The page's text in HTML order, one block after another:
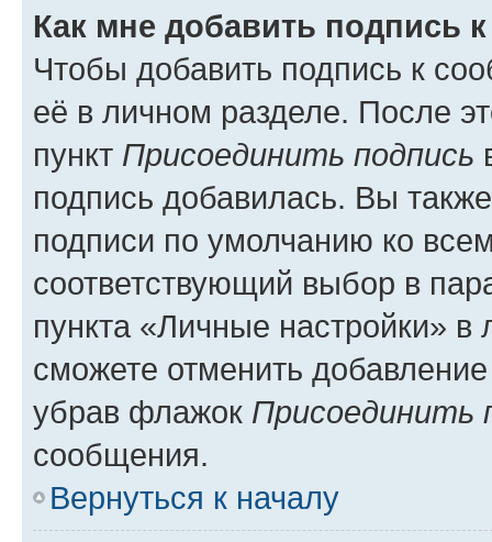
Как мне добавить подпись
Чтобы добавить подпись к
её в личном разделе. После
пункт Присоединить подпись
подпись добавилась. Вы
подписи по умолчанию ко
соответствующий выбор в
пункта «Личные настройки»
сможете отменить
убрав флажок Присоединить
сообщения.
Вернуться к началу